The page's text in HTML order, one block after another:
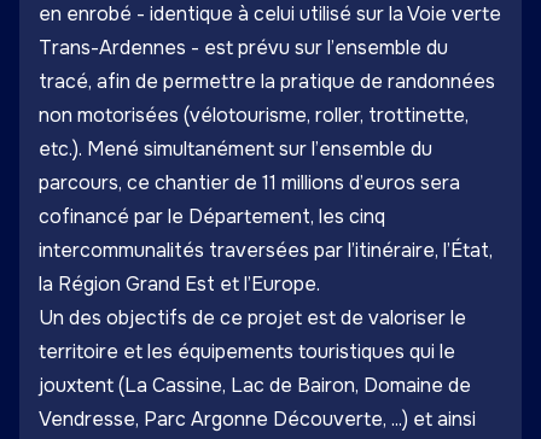
en enrobé - identique à celui utilisé sur la Voie verte
Trans-Ardennes - est prévu sur l’ensemble du
tracé, afin de permettre la pratique de randonnées
non motorisées (vélotourisme, roller, trottinette,
etc.). Mené simultanément sur l’ensemble du
parcours, ce chantier de 11 millions d’euros sera
cofinancé par le Département, les cinq
intercommunalités traversées par l’itinéraire, l’État,
la Région Grand Est et l’Europe.
Un des objectifs de ce projet est de valoriser le
territoire et les équipements touristiques qui le
jouxtent (La Cassine, Lac de Bairon, Domaine de
Vendresse, Parc Argonne Découverte, ...) et ainsi